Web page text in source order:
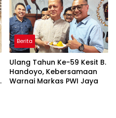
Berita
Ulang Tahun Ke-59 Kesit B.
Handoyo, Kebersamaan
Warnai Markas PWI Jaya